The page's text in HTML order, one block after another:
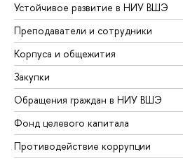
Устойчивое развитие в НИУ ВШЭ
Преподаватели и сотрудники
Корпуса и общежития
Закупки
Обращения граждан в НИУ ВШЭ
Фонд целевого капитала
Противодействие коррупции